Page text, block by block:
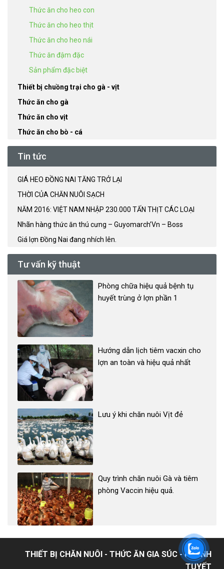
Thức ăn cho heo con
Thức ăn cho heo thịt
Thức ăn cho heo nái
Thức ăn đậm đặc
Sản phẩm đặc biệt
Thiết bị chuồng trại cho gà - vịt
Thức ăn cho gà
Thức ăn cho vịt
Thức ăn cho bò - cá
Tin tức
GIÁ HEO ĐỒNG NAI TĂNG TRỞ LẠI
THỜI CỦA CHĂN NUÔI SẠCH
NĂM 2016: VIỆT NAM NHẬP 230.000 TẤN THỊT CÁC LOẠI
Nhãn hàng thức ăn thú cưng – Guyomarch’Vn – Boss
Giá lợn Đồng Nai đang nhích lên.
Tư vấn kỹ thuật
Phòng chữa hiệu quả bệnh tụ
huyết trùng ở lợn phần 1
Hướng dẫn lịch tiêm vacxin cho
lợn an toàn và hiệu quả nhất
Lưu ý khi chăn nuôi Vịt đẻ
Quy trình chăn nuôi Gà và tiêm
phòng Vaccin hiệu quả.
THIẾT BỊ CHĂN NUÔI - THỨC ĂN GIA SÚC - KHÁNH
TUYẾT